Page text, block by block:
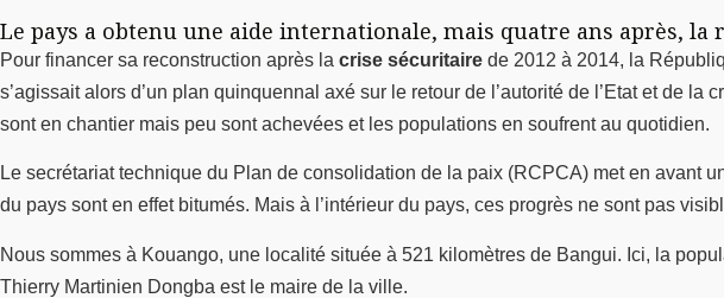
Le pays a obtenu une aide internationale, mais quatre ans après,
Pour financer sa reconstruction après la crise sécuritaire de 2012 à 2014, la
s’agissait alors d’un plan quinquennal axé sur le retour de l’autorité de l’Etat et de
sont en chantier mais peu sont achevées et les populations en soufrent au quotidien.
Le secrétariat technique du Plan de consolidation de la paix (RCPCA) met en avant
du pays sont en effet bitumés. Mais à l’intérieur du pays, ces progrès ne sont pas
Nous sommes à Kouango, une localité située à 521 kilomètres de Bangui. Ici, la
Thierry Martinien Dongba est le maire de la ville.